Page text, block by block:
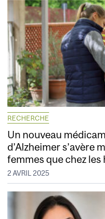
RECHERCHE
Un nouveau
d’Alzheimer s’avère
femmes que chez les
2 AVRIL 2025